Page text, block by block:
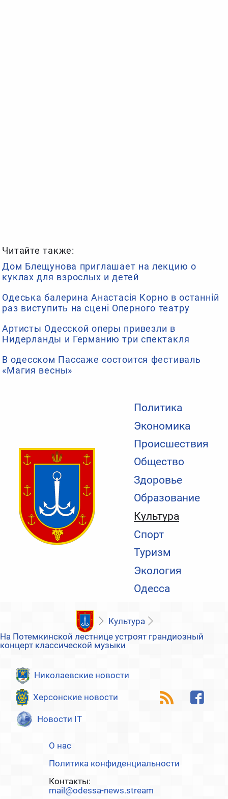
Политика
Экономика
Происшествия
Общество
Здоровье
Образование
Культура
Спорт
Туризм
Экология
Одесса
Читайте также:
Дом Блещунова приглашает на лекцию о
куклах для взрослых и детей
Одеська балерина Анастасія Корно в останній
раз виступить на сцені Оперного театру
Артисты Одесской оперы привезли в
Нидерланды и Германию три спектакля
В одесском Пассаже состоится фестиваль
«Магия весны»
Культура
На Потемкинской лестнице устроят грандиозный
концерт классической музыки
Николаевские новости
Херсонские новости
Новости IT
О нас
Политика конфиденциальности
Контакты:
mail@odessa-news.stream